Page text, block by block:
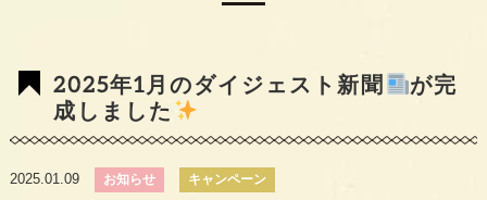
2025年1月のダイジェスト新聞
が完
成しました
2025.01.09 お知らせ キャンペーン